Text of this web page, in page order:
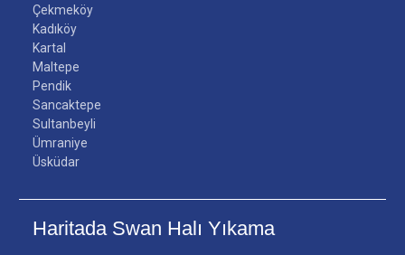
Çekmeköy
Kadıköy
Kartal
Maltepe
Pendik
Sancaktepe
Sultanbeyli
Ümraniye
Üsküdar
Haritada Swan Halı Yıkama